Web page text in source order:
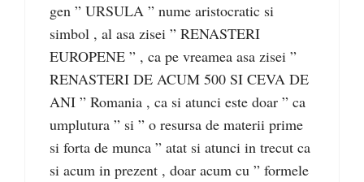
gen ” URSULA ” nume aristocratic si
simbol , al asa zisei ” RENASTERI
EUROPENE ” , ca pe vreamea asa zisei ”
RENASTERI DE ACUM 500 SI CEVA DE
ANI ” Romania , ca si atunci este doar ” ca
umplutura ” si ” o resursa de materii prime
si forta de munca ” atat si atunci in trecut ca
si acum in prezent , doar acum cu ” formele